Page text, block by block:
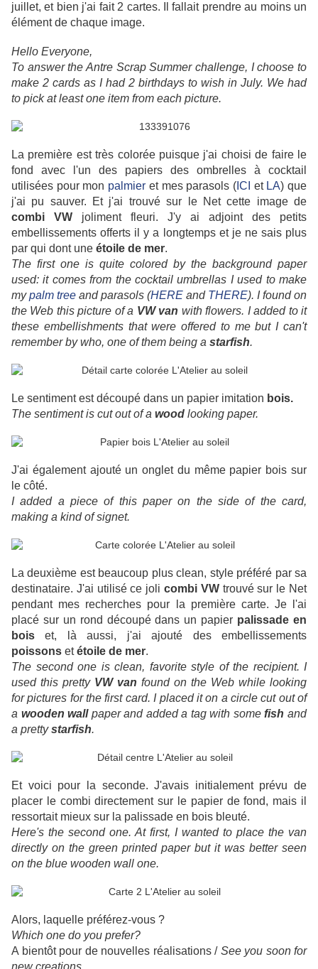
juillet, et bien j'ai fait 2 cartes. Il fallait prendre au moins un
élément de chaque image.
Hello Everyone,
To answer the Antre Scrap Summer challenge, I choose to
make 2 cards as I had 2 birthdays to wish in July. We had
to pick at least one item from each picture.
La première est très colorée puisque j'ai choisi de faire le
fond avec l'un des papiers des ombrelles à cocktail
utilisées pour mon palmier et mes parasols (ICI et LA) que
j'ai pu sauver. Et j'ai trouvé sur le Net cette image de
combi VW joliment fleuri. J'y ai adjoint des petits
embellissements offerts il y a longtemps et je ne sais plus
par qui dont une étoile de mer.
The first one is quite colored by the background paper
used: it comes from the cocktail umbrellas I used to make
mypalm tree and parasols (HERE and THERE). I found on
the Web this picture of a VW van with flowers. I added to it
these embellishments that were offered to me but I can't
remember by who, one of them being a starfish.
Le sentiment est découpé dans un papier imitation bois.
The sentiment is cut out of a wood looking paper.
J'ai également ajouté un onglet du même papier bois sur
le côté.
I added a piece of this paper on the side of the card,
making a kind of signet.
La deuxième est beaucoup plus clean, style préféré par sa
destinataire. J'ai utilisé ce joli combi VWtrouvé sur le Net
pendant mes recherches pour la première carte. Je l'ai
placé sur un rond découpé dans un papier palissade en
bois et, là aussi, j'ai ajouté des embellissements
poissons etétoile de mer.
The second one is clean, favorite style of the recipient. I
used this pretty VW van found on the Web while looking
for pictures for the first card. I placed it on a circle cut out of
a wooden wallpaper and added a tag with somefish and
a prettystarfish.
Et voici pour la seconde. J'avais initialement prévu de
placer le combi directement sur le papier de fond, mais il
ressortait mieux sur la palissade en bois bleuté.
Here's the second one. At first, I wanted to place the van
directly on the green printed paper but it was better seen
on the blue wooden wall one.
Alors, laquelle préférez-vous ?
Which one do you prefer?
A bientôt pour de nouvelles réalisations / See you soon for